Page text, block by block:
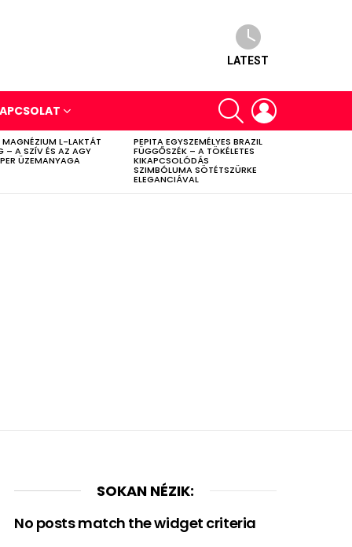
LATEST
SEARCH
MAGNÉZIUM L-LAKTÁT
– A SZÍV ÉS AZ AGY
ÜZEMANYAGA
PEPITA EGYSZEMÉLYES BRAZIL
FÜGGŐSZÉK – A TÖKÉLETES
KIKAPCSOLÓDÁS
SZIMBÓLUMA SÖTÉTSZÜRKE
ELEGANCIÁVAL
SOKAN NÉZIK:
No posts match the widget criteria